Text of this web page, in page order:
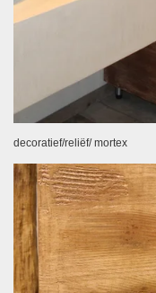
decoratief/reliëf/ mortex